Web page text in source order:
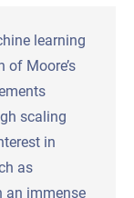
learning
of Moore’s
scaling
in
as
an immense